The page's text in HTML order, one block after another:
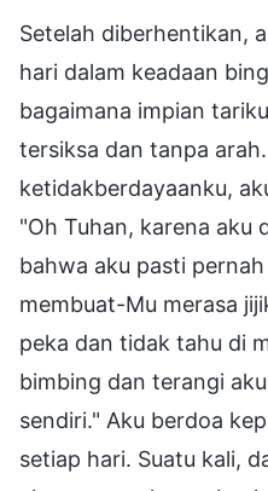
Setelah diberhentikan,
hari dalam keadaan
bagaimana impian
tersiksa dan tanpa
ketidakberdayaanku,
"Oh Tuhan, karena aku
bahwa aku pasti
membuat-Mu merasa
peka dan tidak tahu di
bimbing dan terangi
sendiri." Aku berdoa
setiap hari. Suatu kali,